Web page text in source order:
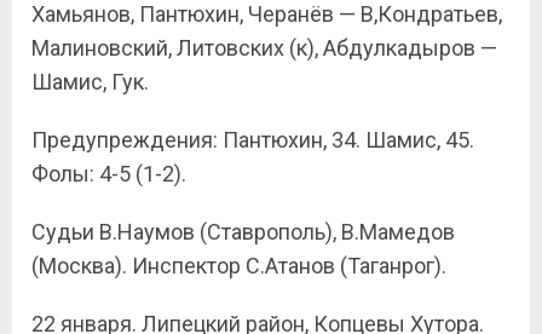
Хамьянов, Пантюхин, Черанёв — В,Кондратьев,
Малиновский, Литовских (к), Абдулкадыров —
Шамис, Гук.
Предупреждения: Пантюхин, 34. Шамис, 45.
Фолы: 4-5 (1-2).
Судьи В.Наумов (Ставрополь), В.Мамедов
(Москва). Инспектор С.Атанов (Таганрог).
22 января. Липецкий район, Копцевы Хутора.